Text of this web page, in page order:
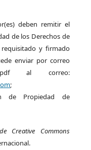
deben remitir el
de los Derechos de
y firmado
enviar por correo
al correo:
;
de Propiedad de
de Creative Commons